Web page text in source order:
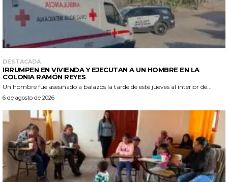
DESTACADA
IRRUMPEN EN VIVIENDA Y EJECUTAN A UN HOMBRE EN LA
COLONIA RAMÓN REYES
Un hombre fue asesinado a balazos la tarde de este jueves al interior de...
6 de agosto de 2026